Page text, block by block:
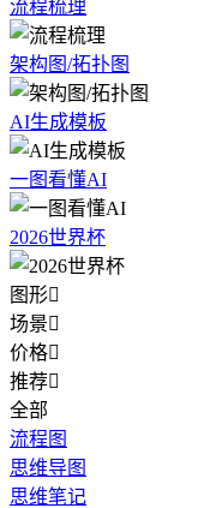
流程梳理
架构图/拓扑图
AI生成模板
一图看懂AI
2026世界杯
图形
场景
价格
推荐
全部
流程图
思维导图
思维笔记